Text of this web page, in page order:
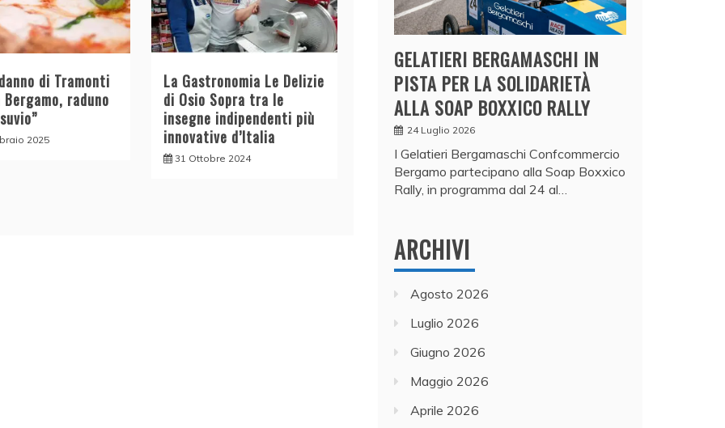
di Tramonti
raduno
2025
La Gastronomia Le Delizie
di Osio Sopra tra le
insegne indipendenti più
innovative d’Italia
31 Ottobre 2024
GELATIERI BERGAMASCHI IN
PISTA PER LA SOLIDARIETÀ
ALLA SOAP BOXXICO RALLY
24 Luglio 2026
I Gelatieri Bergamaschi Confcommercio
Bergamo partecipano alla Soap Boxxico
Rally, in programma dal 24 al…
ARCHIVI
Agosto 2026
Luglio 2026
Giugno 2026
Maggio 2026
Aprile 2026